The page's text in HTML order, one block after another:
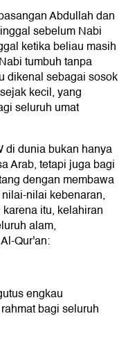
Abdullah dan
sebelum Nabi
ketika beliau masih
tumbuh tanpa
dikenal sebagai sosok
kecil, yang
seluruh umat
di dunia bukan hanya
Arab, tetapi juga bagi
dengan membawa
nilai kebenaran,
itu, kelahiran
alam,
Qur'an:
engkau
bagi seluruh